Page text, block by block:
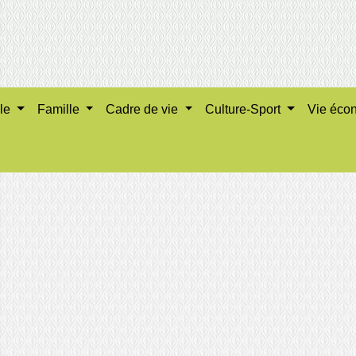
Famille Cadre de vie Culture-Sport Vie